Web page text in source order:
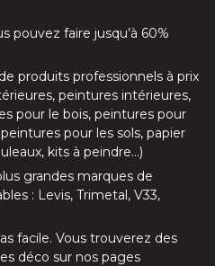
pouvez faire jusqu’à 60%
produits professionnels à prix
, peintures intérieures,
pour le bois, peintures pour
peintures pour les sols, papier
, kits à peindre…)
grandes marques de
: Levis, Trimetal, V33,
facile. Vous trouverez des
déco sur nos pages